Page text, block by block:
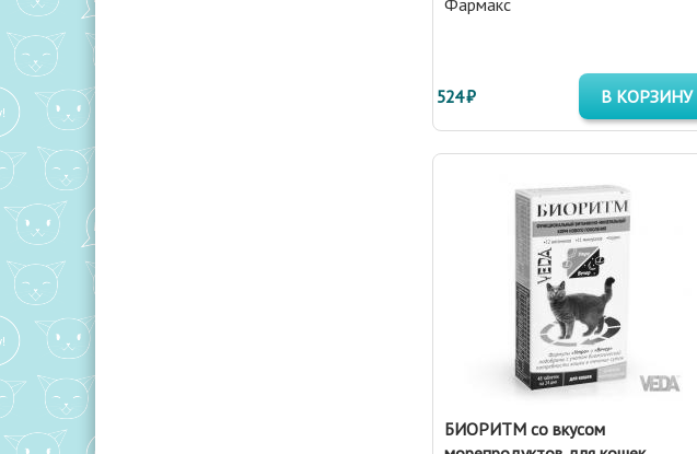
524 ₽ В КОРЗИНУ
БИОРИТМ со вкусом